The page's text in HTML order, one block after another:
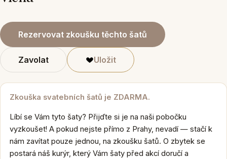
Rezervovat zkoušku těchto šatů
Zavolat Uložit
Zkouška svatebních šatů je ZDARMA.
Líbí se Vám tyto šaty? Přijďte si je na naši pobočku
vyzkoušet! A pokud nejste přímo z Prahy, nevadí — stačí k
nám zavítat pouze jednou, na zkoušku šatů. O zbytek se
postará náš kurýr, který Vám šaty před akcí doručí a